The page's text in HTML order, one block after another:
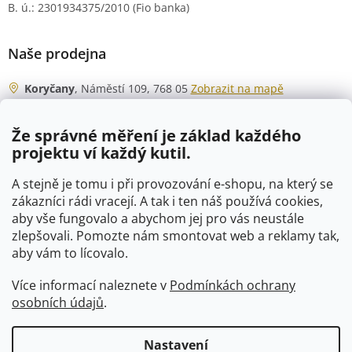
Že správné měření je základ každého
projektu ví každý kutil.
A stejně je tomu i při provozování e-shopu, na který se
zákazníci rádi vracejí. A tak i ten náš používá cookies,
aby vše fungovalo a abychom jej pro vás neustále
zlepšovali. Pomozte nám smontovat web a reklamy tak,
aby vám to lícovalo.
Více informací naleznete v Podmínkách ochrany
osobních údajů.
Nastavení
B. ú.: 2301934375/2010 (Fio banka)
Naše prodejna
Koryčany, Náměstí 109, 768 05 Zobrazit na mapě
Po - Čt
06:00 - 07:00
07:30 - 15:30
Pá
06:00 - 07:00
07:30 - 15:00
So
07:00 - 10:00
Ne
zavřeno